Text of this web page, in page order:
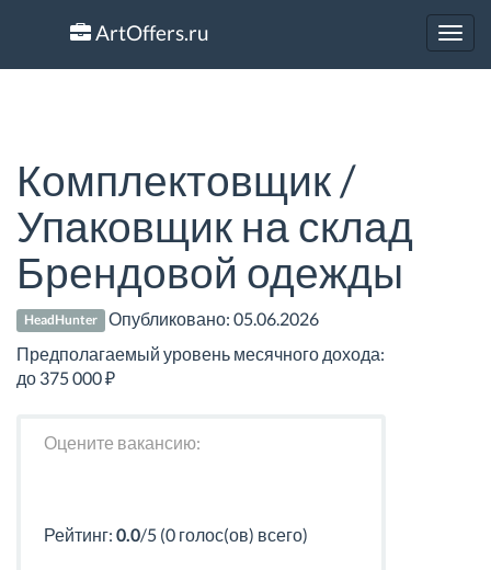
ArtOffers.ru
Комплектовщик /
Упаковщик на склад
Брендовой одежды
HeadHunter Опубликовано:05.06.2026
Предполагаемый уровень месячного дохода:
до 375 000 ₽
Оцените вакансию:
Рейтинг: 0.0/5 (0 голос(ов) всего)